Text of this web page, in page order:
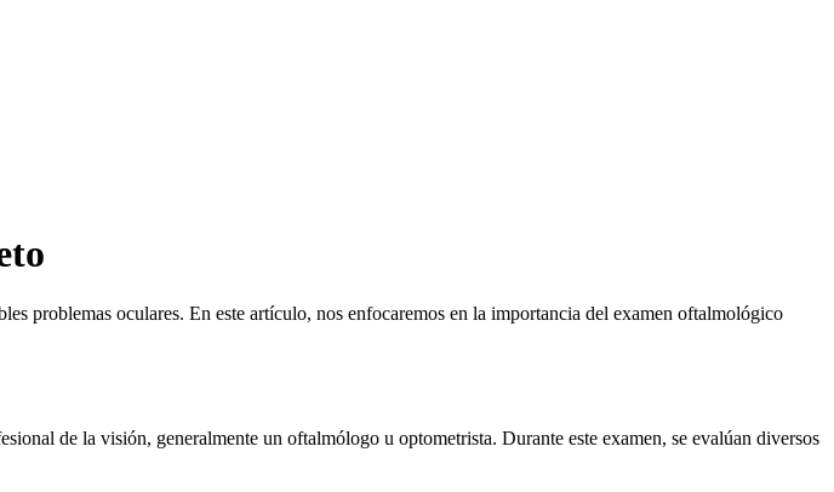
problemas oculares. En este artículo, nos enfocaremos en la importancia del examen oftalmológico
de la visión, generalmente un oftalmólogo u optometrista. Durante este examen, se evalúan diversos